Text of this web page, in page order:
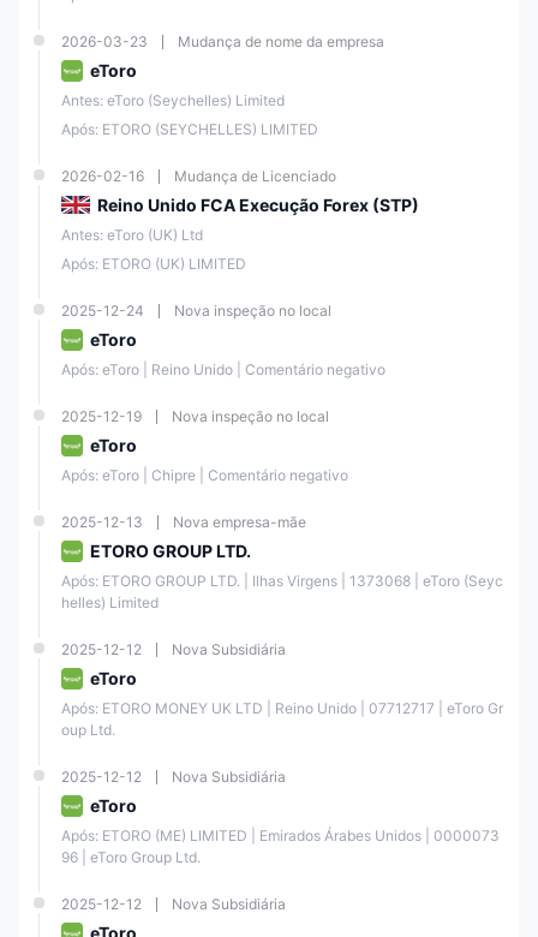
investimentos.
Instrumentos de Mercado
os traders escolherem, abrangendo diversos mercados globalmente.
Os traders podem acessar mais de 7.000 ativos, incluindo
ações, 703 ETFs, 42 commodities, 55 moedas, 18 índices e 106
criptomoedas.
Com essa ampla variedade de instrumentos disponíveis, os traders
podem diversificar suas carteiras e explorar diversos mercados em
busca das melhores oportunidades de investimento.
Classe de Ativos
ETFs
Commodities
Moedas ✔
Criptomoedas
Opções
Alavancagem
eToro oferece alavancagem para negociar vários instrumentos
2026-03-23 Mudança de nome da empresa
eToro
Antes: eToro (Seychelles) Limited
Após: ETORO (SEYCHELLES) LIMITED
2026-02-16 Mudança de Licenciado
Reino Unido FCA Execução Forex (STP)
Antes: eToro (UK) Ltd
Após: ETORO (UK) LIMITED
2025-12-24 Nova inspeção no local
eToro
Após: eToro | Reino Unido | Comentário negativo
2025-12-19 Nova inspeção no local
eToro
Após: eToro | Chipre | Comentário negativo
2025-12-13 Nova empresa-mãe
ETORO GROUP LTD.
Após: ETORO GROUP LTD. | Ilhas Virgens | 1373068 | eToro (Seyc
helles) Limited
2025-12-12 Nova Subsidiária
eToro
Após: ETORO MONEY UK LTD | Reino Unido | 07712717 | eToro Gr
oup Ltd.
2025-12-12 Nova Subsidiária
eToro
Após: ETORO (ME) LIMITED | Emirados Árabes Unidos | 0000073
96 | eToro Group Ltd.
2025-12-12 Nova Subsidiária
eToro